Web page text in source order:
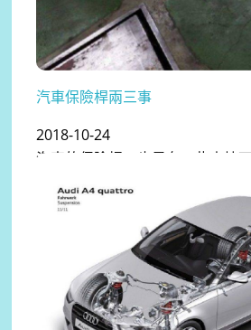
汽車保險桿兩三事
2018-10-24
汽車的保險桿，也是有一些事情可